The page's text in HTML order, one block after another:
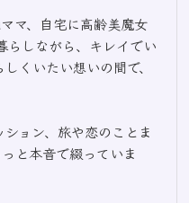
マ、自宅に高齢美魔女
らしながら、キレイでい
くいたい想いの間で、
ョン、旅や恋のことま
と本音で綴っていま